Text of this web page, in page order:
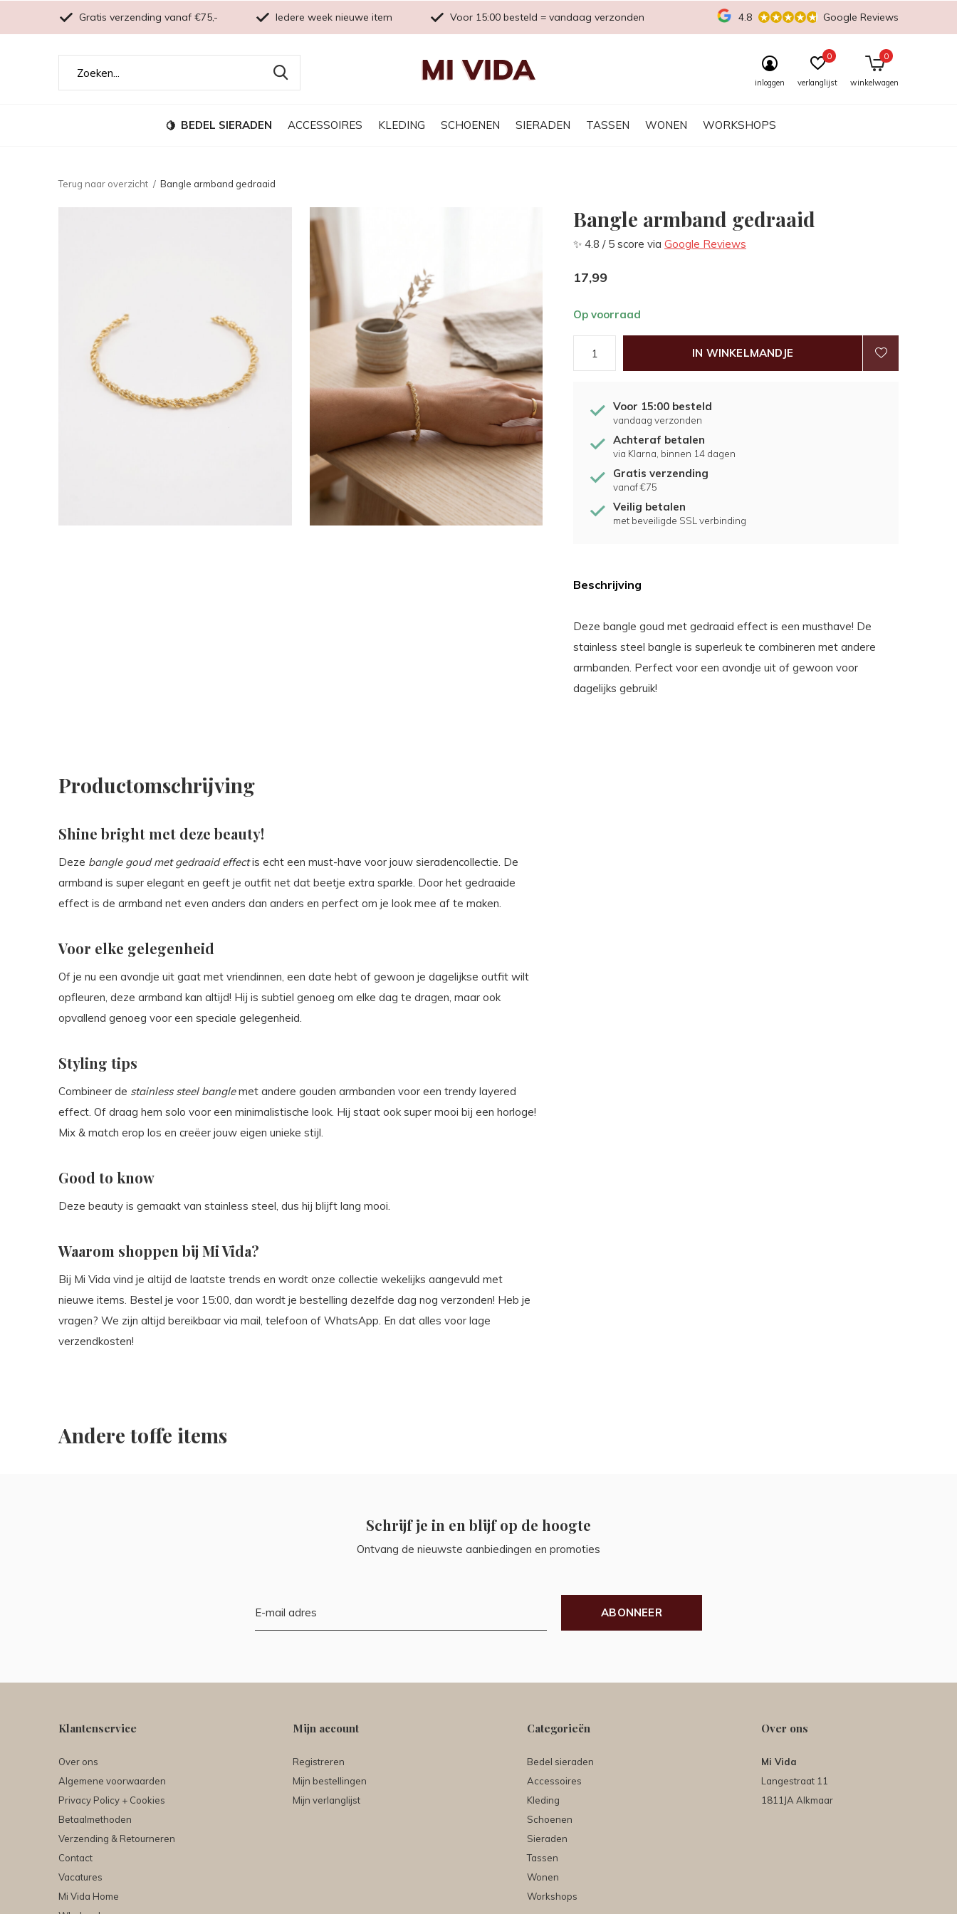
BEDEL SIERADEN ACCESSOIRES KLEDING SCHOENEN SIERADEN TASSEN WONEN WORKSHOPS
inloggen verlanglijst
0
winkelwagen
0
Gratis verzending vanaf €75,- Iedere week nieuwe item Voor 15:00 besteld = vandaag verzonden 4.8 Google Reviews
Terug naar overzicht Bangle armband gedraaid
Bangle armband gedraaid
✨ 4.8 / 5 score via Google Reviews
17,99
Op voorraad
IN WINKELMANDJE
Voor 15:00 besteld
vandaag verzonden
Achteraf betalen
via Klarna, binnen 14 dagen
Gratis verzending
vanaf €75
Veilig betalen
met beveiligde SSL verbinding
Beschrijving
Deze bangle goud met gedraaid effect is een musthave! De
stainless steel bangle is superleuk te combineren met andere
armbanden. Perfect voor een avondje uit of gewoon voor
dagelijks gebruik!
Productomschrijving
Shine bright met deze beauty!
Deze bangle goud met gedraaid effectis echt een must-have voor jouw sieradencollectie. De
armband is super elegant en geeft je outfit net dat beetje extra sparkle. Door het gedraaide
effect is de armband net even anders dan anders en perfect om je look mee af te maken.
Voor elke gelegenheid
Of je nu een avondje uit gaat met vriendinnen, een date hebt of gewoon je dagelijkse outfit wilt
opfleuren, deze armband kan altijd! Hij is subtiel genoeg om elke dag te dragen, maar ook
opvallend genoeg voor een speciale gelegenheid.
Styling tips
Combineer de stainless steel banglemet andere gouden armbanden voor een trendy layered
effect. Of draag hem solo voor een minimalistische look. Hij staat ook super mooi bij een horloge!
Mix & match erop los en creëer jouw eigen unieke stijl.
Good to know
Deze beauty is gemaakt van stainless steel, dus hij blijft lang mooi.
Waarom shoppen bij Mi Vida?
Bij Mi Vida vind je altijd de laatste trends en wordt onze collectie wekelijks aangevuld met
nieuwe items. Bestel je voor 15:00, dan wordt je bestelling dezelfde dag nog verzonden! Heb je
vragen? We zijn altijd bereikbaar via mail, telefoon of WhatsApp. En dat alles voor lage
verzendkosten!
Andere toffe items
Schrijf je in en blijf op de hoogte
Ontvang de nieuwste aanbiedingen en promoties
ABONNEER
Klantenservice
Over ons
Algemene voorwaarden
Privacy Policy + Cookies
Betaalmethoden
Verzending & Retourneren
Contact
Vacatures
Mi Vida Home
Mijn account
Registreren
Mijn bestellingen
Mijn verlanglijst
Categorieën
Bedel sieraden
Accessoires
Kleding
Schoenen
Sieraden
Tassen
Wonen
Workshops
Over ons
Mi Vida
Langestraat 11
1811JA Alkmaar